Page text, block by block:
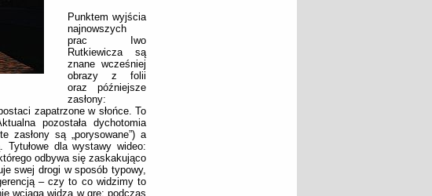
Punktem wyjścia
najnowszych
prac Iwo
Rutkiewicza są
znane wcześniej
obrazy z folii
oraz późniejsze
zasłony:
zapatrzone w słońce. To
pozostała dychotomia
zasłony są „porysowane”) a
dla wystawy wideo:
odbywa się zaskakująco
swej drogi w sposób typowy,
– czy to co widzimy to
wciąga widza w grę; podczas